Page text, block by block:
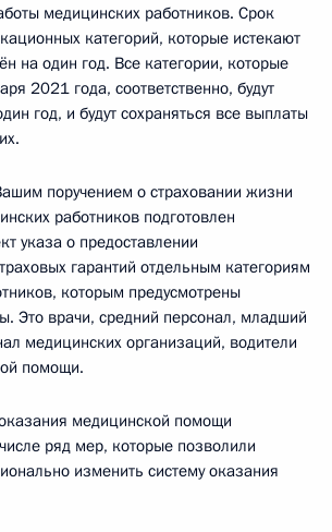
медицинских работников. Срок
категорий, которые истекают
на один год. Все категории, которые
2021 года, соответственно, будут
год, и будут сохраняться все выплаты
поручением о страховании жизни
работников подготовлен
указа о предоставлении
гарантий отдельным категориям
которым предусмотрены
Это врачи, средний персонал, младший
медицинских организаций, водители
помощи.
медицинской помощи
ряд мер, которые позволили
изменить систему оказания